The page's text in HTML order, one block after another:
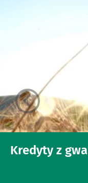
Kredyty z